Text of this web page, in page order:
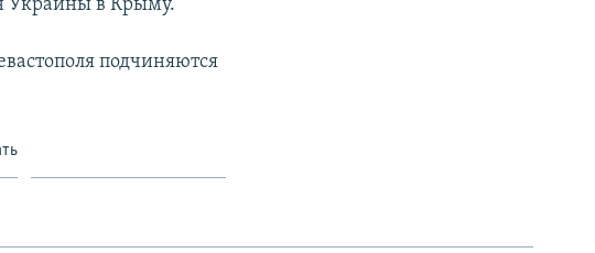
Украины в Крыму.
подчиняются